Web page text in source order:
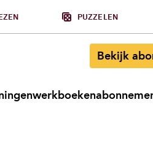
PUZZELEN
Bekijk
werkboeken